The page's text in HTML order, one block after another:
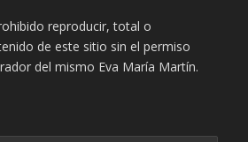
reproducir, total o
de este sitio sin el permiso
del mismo Eva María Martín.